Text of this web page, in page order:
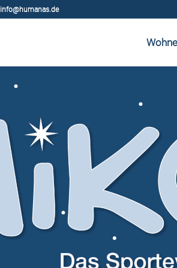
info@humanas.de